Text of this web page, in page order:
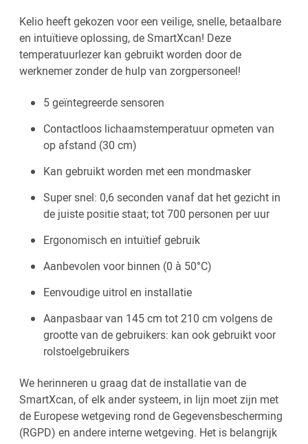
Kelio heeft gekozen voor een veilige, snelle, betaalbare
en intuïtieve oplossing, de SmartXcan! Deze
temperatuurlezer kan gebruikt worden door de
werknemer zonder de hulp van zorgpersoneel!
5 geïntegreerde sensoren
Contactloos lichaamstemperatuur opmeten van
op afstand (30 cm)
Kan gebruikt worden met een mondmasker
Super snel: 0,6 seconden vanaf dat het gezicht in
de juiste positie staat; tot 700 personen per uur
Ergonomisch en intuïtief gebruik
Aanbevolen voor binnen (0 à 50°C)
Eenvoudige uitrol en installatie
Aanpasbaar van 145 cm tot 210 cm volgens de
grootte van de gebruikers: kan ook gebruikt voor
rolstoelgebruikers
We herinneren u graag dat de installatie van de
SmartXcan, of elk ander systeem, in lijn moet zijn met
de Europese wetgeving rond de Gegevensbescherming
(RGPD) en andere interne wetgeving. Het is belangrijk